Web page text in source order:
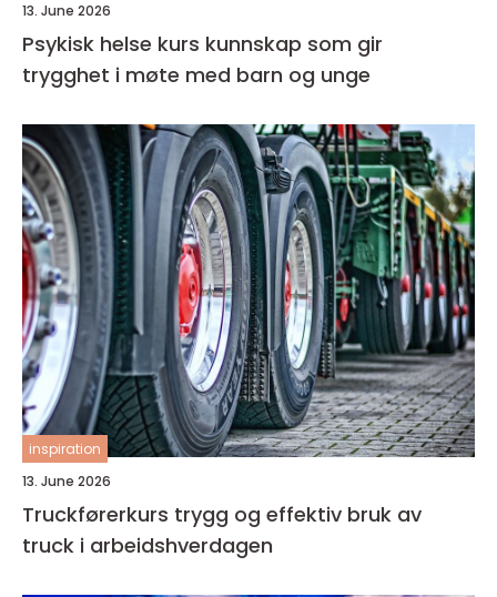
13. June 2026
Psykisk helse kurs kunnskap som gir
trygghet i møte med barn og unge
inspiration
13. June 2026
Truckførerkurs trygg og effektiv bruk av
truck i arbeidshverdagen